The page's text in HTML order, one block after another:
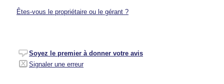
Êtes-vous le propriétaire ou le gérant ?
Soyez le premier à donner votre avis
Signaler une erreur